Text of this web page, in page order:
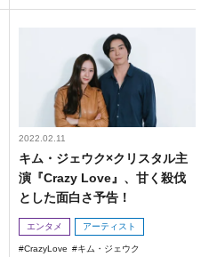
2022.02.11
キム・ジェウク×クリスタル主
演『Crazy Love』、甘く殺伐
とした面白さ予告！
エンタメ アーティスト
CrazyLove
キム・ジェウク